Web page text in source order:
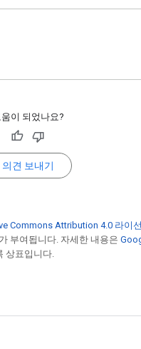
움이 되었나요?
의견 보내기
Commons Attribution 4.0 라이
부여됩니다. 자세한 내용은
상표입니다.